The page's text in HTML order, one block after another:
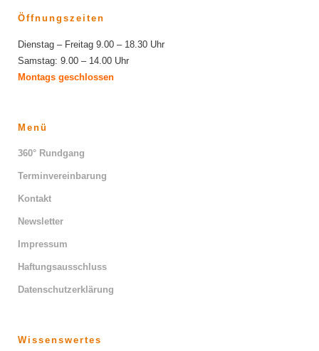
Öffnungszeiten
Dienstag – Freitag 9.00 – 18.30 Uhr
Samstag: 9.00 – 14.00 Uhr
Montags geschlossen
Menü
360° Rundgang
Terminvereinbarung
Kontakt
Newsletter
Impressum
Haftungsausschluss
Datenschutzerklärung
Wissenswertes